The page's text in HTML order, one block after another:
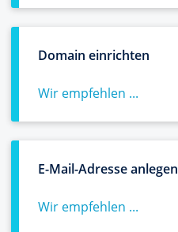
Domain einrichten
Wir empfehlen ...
E-Mail-Adresse anlegen
Wir empfehlen ...